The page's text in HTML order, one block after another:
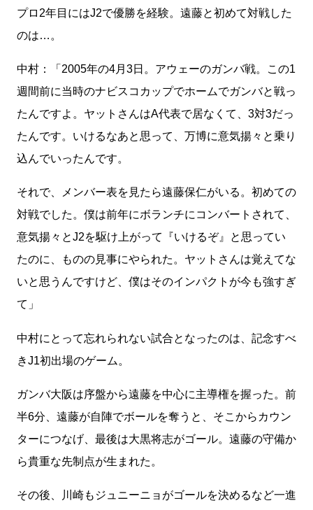
プロ2年目にはJ2で優勝を経験。遠藤と初めて対戦した
のは…。
中村：「2005年の4月3日。アウェーのガンバ戦。この1
週間前に当時のナビスコカップでホームでガンバと戦っ
たんですよ。ヤットさんはA代表で居なくて、3対3だっ
たんです。いけるなあと思って、万博に意気揚々と乗り
込んでいったんです。
それで、メンバー表を見たら遠藤保仁がいる。初めての
対戦でした。僕は前年にボランチにコンバートされて、
意気揚々とJ2を駆け上がって『いけるぞ』と思ってい
たのに、ものの見事にやられた。ヤットさんは覚えてな
いと思うんですけど、僕はそのインパクトが今も強すぎ
て」
中村にとって忘れられない試合となったのは、記念すべ
きJ1初出場のゲーム。
ガンバ大阪は序盤から遠藤を中心に主導権を握った。前
半6分、遠藤が自陣でボールを奪うと、そこからカウン
ターにつなげ、最後は大黒将志がゴール。遠藤の守備か
ら貴重な先制点が生まれた。
その後、川崎もジュニーニョがゴールを決めるなど一進